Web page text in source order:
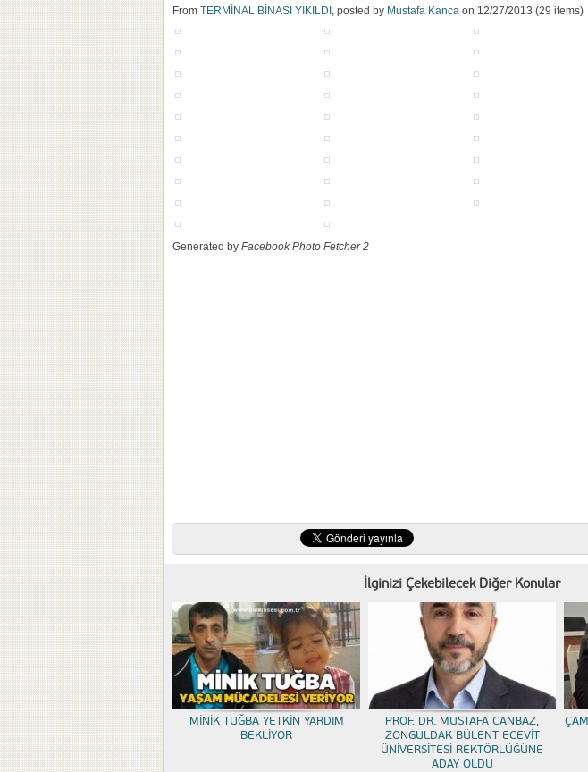
From TERMİNAL BİNASI YIKILDI , posted by Mustafa Kanca on 12/27/2013 (29 items)
Generated by Facebook Photo Fetcher 2
İlginizi Çekebilecek Diğer Konular
MİNİK TUĞBA YETKİN YARDIM
BEKLİYOR
PROF. DR. MUSTAFA CANBAZ,
ZONGULDAK BÜLENT ECEVİT
ÜNİVERSİTESİ REKTÖRLÜĞÜNE
ADAY OLDU